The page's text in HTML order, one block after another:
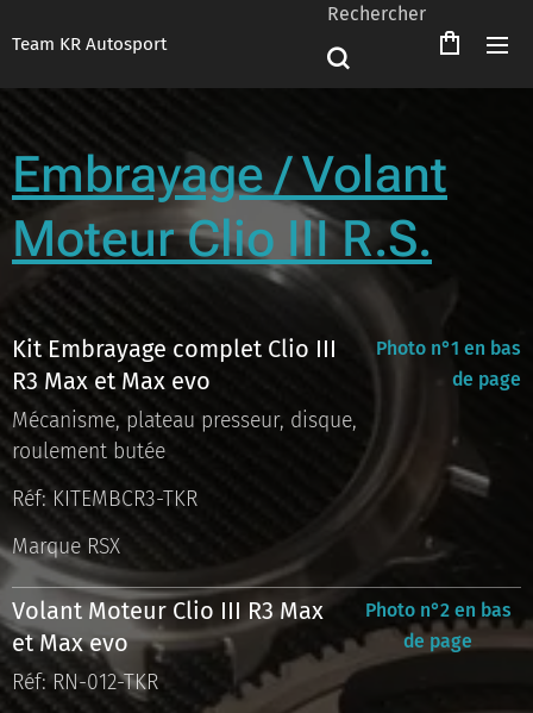
Team KR Autosport
Rechercher
Embrayage / Volant
Moteur Clio III R.S.
Kit Embrayage complet Clio III
R3 Max et Max evo
Mécanisme, plateau presseur, disque,
roulement butée
Réf: KITEMBCR3-TKR
Marque RSX
Photo n°1 en bas
de page
Volant Moteur Clio III R3 Max
et Max evo
Réf: RN-012-TKR
Photo n°2 en bas
de page